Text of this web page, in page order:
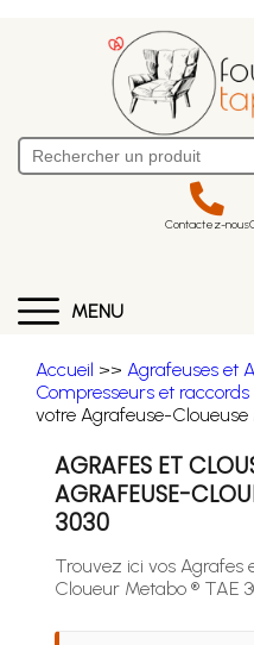
Contactez-nous
MENU
Accueil >> Agrafeuses et
Compresseurs et raccords
votre Agrafeuse-Cloueuse
AGRAFES ET
AGRAFEUSE-
3030
Trouvez ici vos Agrafes
Cloueur Metabo ® TAE